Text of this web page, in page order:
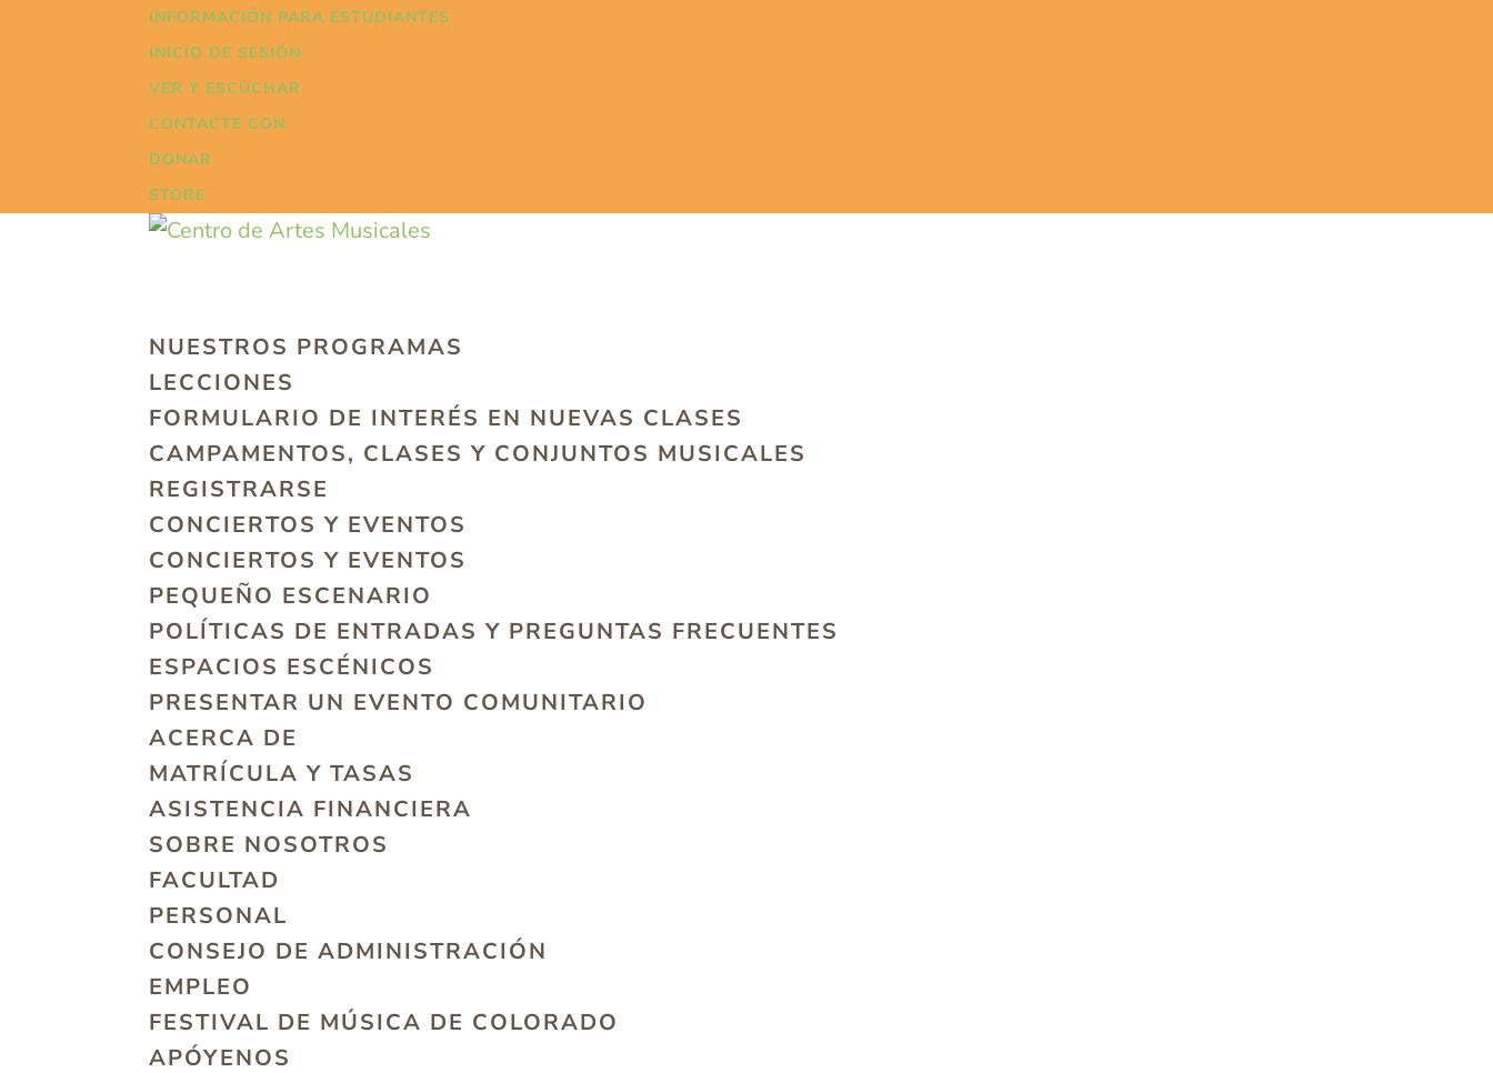
INFORMACIÓN PARA ESTUDIANTES
INICIO DE SESIÓN
VER Y ESCUCHAR
CONTACTE CON
DONAR
STORE
NUESTROS PROGRAMAS
LECCIONES
FORMULARIO DE INTERÉS EN NUEVAS CLASES
CAMPAMENTOS, CLASES Y CONJUNTOS MUSICALES
REGISTRARSE
CONCIERTOS Y EVENTOS
CONCIERTOS Y EVENTOS
PEQUEÑO ESCENARIO
POLÍTICAS DE ENTRADAS Y PREGUNTAS FRECUENTES
ESPACIOS ESCÉNICOS
PRESENTAR UN EVENTO COMUNITARIO
ACERCA DE
MATRÍCULA Y TASAS
ASISTENCIA FINANCIERA
SOBRE NOSOTROS
FACULTAD
PERSONAL
CONSEJO DE ADMINISTRACIÓN
EMPLEO
FESTIVAL DE MÚSICA DE COLORADO
APÓYENOS